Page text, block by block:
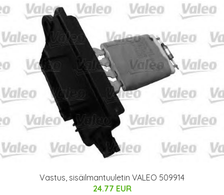
Vastus, sisäilmantuuletin VALEO 509914
24.77 EUR